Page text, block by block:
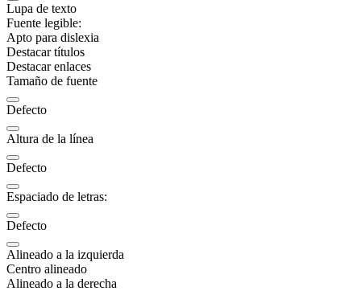
Lupa de texto
Fuente legible:
Apto para dislexia
Destacar títulos
Destacar enlaces
Tamaño de fuente
Defecto
Altura de la línea
Defecto
Espaciado de letras:
Defecto
Alineado a la izquierda
Centro alineado
Alineado a la derecha